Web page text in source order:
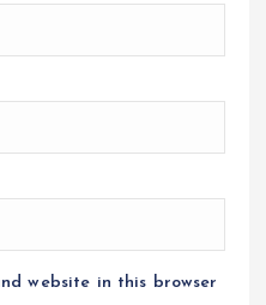
website in this browser